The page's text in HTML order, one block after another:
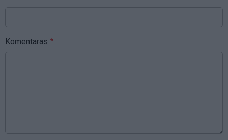
Komentaras